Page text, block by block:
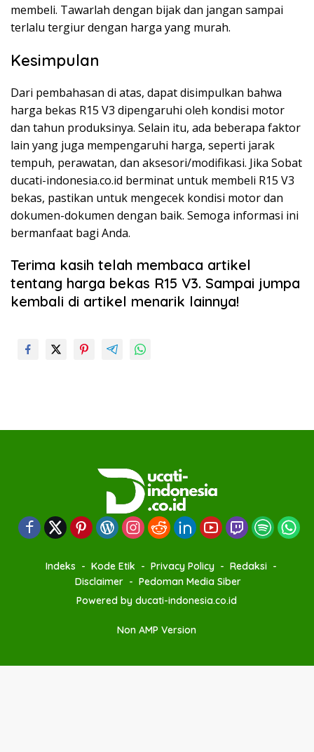
membeli. Tawarlah dengan bijak dan jangan sampai
terlalu tergiur dengan harga yang murah.
Kesimpulan
Dari pembahasan di atas, dapat disimpulkan bahwa
harga bekas R15 V3 dipengaruhi oleh kondisi motor
dan tahun produksinya. Selain itu, ada beberapa faktor
lain yang juga mempengaruhi harga, seperti jarak
tempuh, perawatan, dan aksesori/modifikasi. Jika Sobat
ducati-indonesia.co.id berminat untuk membeli R15 V3
bekas, pastikan untuk mengecek kondisi motor dan
dokumen-dokumen dengan baik. Semoga informasi ini
bermanfaat bagi Anda.
Terima kasih telah membaca artikel
tentang harga bekas R15 V3. Sampai jumpa
kembali di artikel menarik lainnya!
Indeks Kode Etik Privacy Policy
Redaksi
Disclaimer
Pedoman Media Siber
Powered by ducati-indonesia.co.id
Non AMP Version